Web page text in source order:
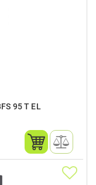
95 T EL